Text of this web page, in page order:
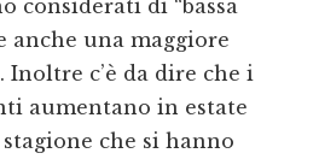
considerati di “bassa
anche una maggiore
c’è da dire che i
aumentano in estate
che si hanno